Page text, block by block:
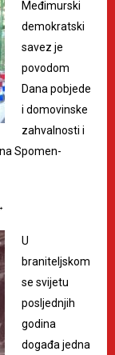
Međimurski
demokratski
savez je
povodom
Dana pobjede
i domovinske
zahvalnosti i
Spomen-
U
braniteljskom
se svijetu
posljednjih
godina
događa jedna